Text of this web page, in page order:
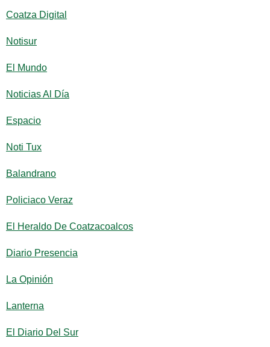
Coatza Digital
Notisur
El Mundo
Noticias Al Día
Espacio
Noti Tux
Balandrano
Policiaco Veraz
El Heraldo De Coatzacoalcos
Diario Presencia
La Opinión
Lanterna
El Diario Del Sur